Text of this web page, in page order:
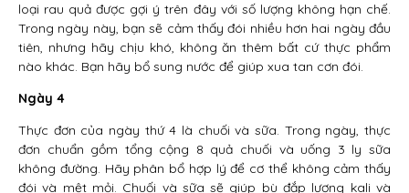
loại rau quả được gợi ý trên đây với số lượng không hạn chế.
Trong ngày này, bạn sẽ cảm thấy đói nhiều hơn hai ngày đầu
tiên, nhưng hãy chịu khó, không ăn thêm bất cứ thực phẩm
nào khác. Bạn hãy bổ sung nước để giúp xua tan cơn đói.
Ngày 4
Thực đơn của ngày thứ 4 là chuối và sữa. Trong ngày, thực
đơn chuẩn gồm tổng cộng 8 quả chuối và uống 3 ly sữa
không đường. Hãy phân bổ hợp lý để cơ thể không cảm thấy
đói và mệt mỏi. Chuối và sữa sẽ giúp bù đắp lượng kali và